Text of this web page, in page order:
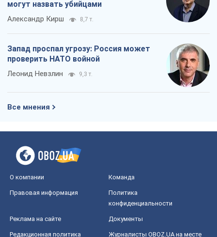
могут назвать убийцами
Александр Кирш 8,7 т.
Запад проспал угрозу: Россия может
проверить НАТО войной
Леонид Невзлин 9,3 т.
Все мнения
О компании Команда
Правовая информация
Политика
конфиденциальности
Реклама на сайте Документы
Редакционная политика
Журналисты OBOZ.UA на месте